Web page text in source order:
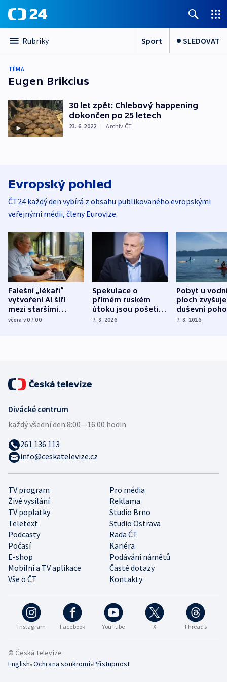
Rubriky Sport SLEDOVAT
TÉMA
Eugen Brikcius
30 let zpět: Chlebový happening
dokončen po 25 letech
23. 6. 2022 | Archiv ČT
Evropský pohled
ČT24 každý den vybírá z obsahu publikovaného evropskými
veřejnými médii, členy Eurovize.
Falešní „lékaři“
vytvoření AI šíří
mezi staršími
Poláky nebezpečné
včera v 07:00
Spekulace o
přímém ruském
útoku jsou pošetilé,
míní estonský
7. 8. 2026
Pobyt u
ploch zvyšuje
duševní
ukázala
7. 8. 2026
Instagram Facebook YouTube X Threads
TV program
Pro média
Živé vysílání
Reklama
TV poplatky
Studio Brno
Teletext
Studio Ostrava
Podcasty
Rada ČT
Počasí
Kariéra
E-shop
Podávání námětů
Mobilní a TV aplikace
Časté dotazy
Vše o ČT
Kontakty
Divácké centrum
každý všední den:8:00—16:00 hodin
261 136 113
info@ceskatelevize.cz
© Česká televize
English•Ochrana soukromí•Přístupnost